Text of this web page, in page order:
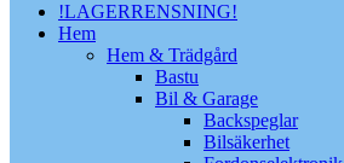
!LAGERRENSNING!
Hem
Hem & Trädgård
Bastu
Bil & Garage
Backspeglar
Bilsäkerhet